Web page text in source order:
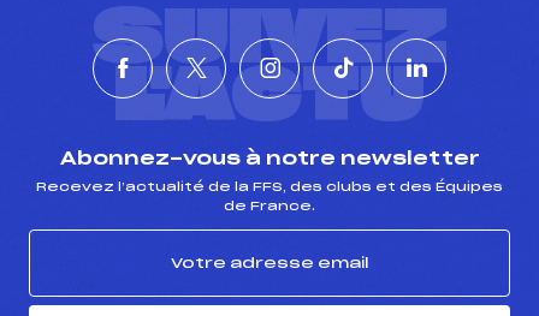
SUIVEZ
L'ACTU
Abonnez-vous à notre newsletter
Recevez l’actualité de la FFS, des clubs et des Équipes
de France.